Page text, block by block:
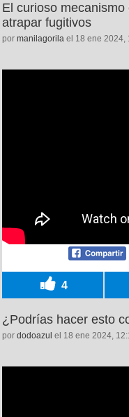
El curioso
atrapar fugitivos
por manilagorila el 18 ene 2024,
4
¿Podrías hacer esto
por dodoazul el 18 ene 2024,